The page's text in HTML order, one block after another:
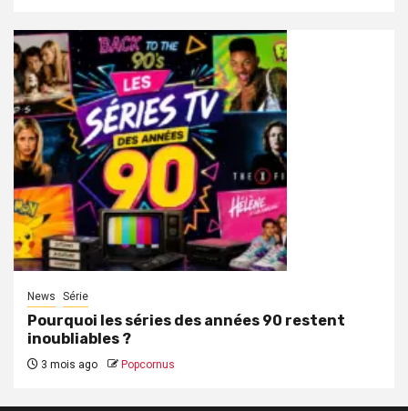
News Série
Pourquoi les séries des années 90 restent
inoubliables ?
3 mois ago Popcornus